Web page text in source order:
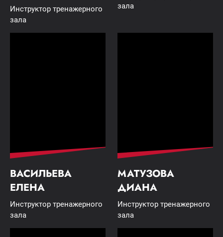
Инструктор тренажерного
зала
зала
ВАСИЛЬЕВА
ЕЛЕНА
Инструктор тренажерного
зала
МАТУЗОВА
ДИАНА
Инструктор тренажерного
зала